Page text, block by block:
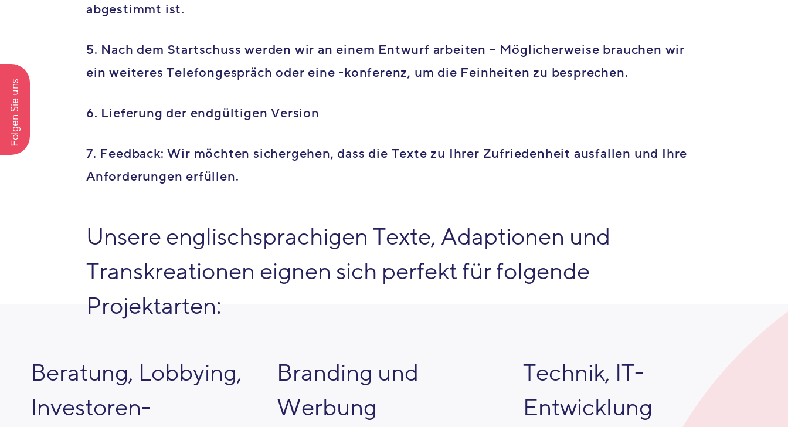
abgestimmt ist.
5. Nach dem Startschuss werden wir an einem Entwurf arbeiten – Möglicherweise brauchen wir
ein weiteres Telefongespräch oder eine -konferenz, um die Feinheiten zu besprechen.
6. Lieferung der endgültigen Version
7. Feedback: Wir möchten sichergehen, dass die Texte zu Ihrer Zufriedenheit ausfallen und Ihre
Anforderungen erfüllen.
Unsere englischsprachigen Texte, Adaptionen und
Transkreationen eignen sich perfekt für folgende
Projektarten:
Beratung, Lobbying,
Investoren-
Branding und
Werbung
Technik, IT-
Entwicklung
Folgen Sie uns